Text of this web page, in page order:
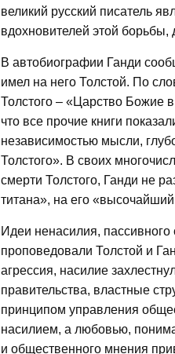
великий русский писатель
вдохновителей этой
В автобиографии Ганди
имел на него Толстой. По
Толстого – «Царство Божие
что все прочие книги
независимостью мысли,
Толстого». В своих
смерти Толстого, Ганди не
титана», на его
Идеи ненасилия,
проповедовали Толстой и
агрессия, насилие
правительства, властные
принципом управления
насилием, а любовью,
и общественного мнения